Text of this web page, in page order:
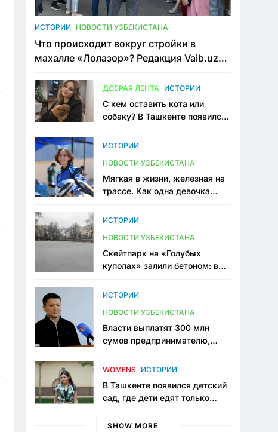
ИСТОРИИ НОВОСТИ УЗБЕКИСТАНА
Что происходит вокруг стройки в
махалле «Лолазор»? Редакция Vaib.uz
конфликта
ДОБРАЯ ЛЕНТА ИСТОРИИ
С кем оставить кота или
собаку? В Ташкенте появился
ИСТОРИИ
НОВОСТИ УЗБЕКИСТАНА
Мягкая в жизни, железная на
трассе. Как одна девочка
Узбекистане
ИСТОРИИ
НОВОСТИ УЗБЕКИСТАНА
Скейтпарк на «Голубых
куполах» залили бетоном: в
одно общественное
ИСТОРИИ
НОВОСТИ УЗБЕКИСТАНА
Власти выплатят 300 млн
сумов предпринимателю,
тюрьме по незаконному
WOMENS ИСТОРИИ
В Ташкенте появился детский
сад, где дети едят только
мама, которая устала просить
SHOW MORE